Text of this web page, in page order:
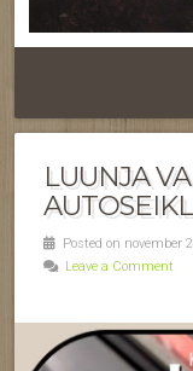
LUUNJA
Posted on november
Leave a Comment